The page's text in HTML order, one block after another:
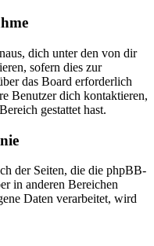
dich unter den von dir
sofern dies zur
das Board erforderlich
Benutzer dich kontaktieren,
gestattet hast.
der Seiten, die die phpBB-
in anderen Bereichen
Daten verarbeitet, wird